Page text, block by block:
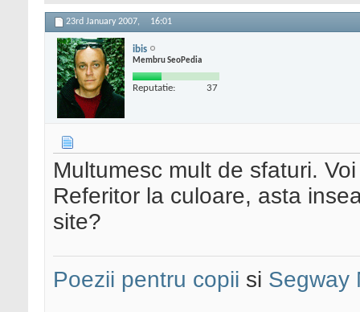
23rd January 2007, 16:01
ibis
Membru SeoPedia
Reputatie: 37
Multumesc mult de sfaturi.
Referitor la culoare, asta
site?
Poezii pentru copii si Segway